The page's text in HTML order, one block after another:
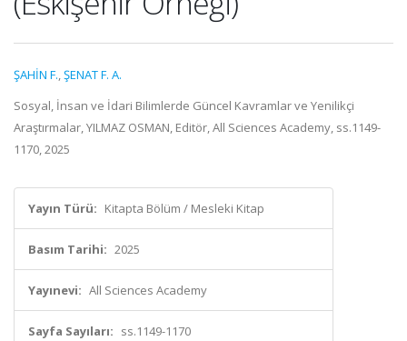
ŞAHİN F.,ŞENAT F. A.
Sosyal, İnsan ve İdari Bilimlerde Güncel Kavramlar ve Yenilikçi
Araştırmalar, YILMAZ OSMAN, Editör, All Sciences Academy, ss.1149-
1170, 2025
Yayın Türü: Kitapta Bölüm / Mesleki Kitap
Basım Tarihi: 2025
Yayınevi: All Sciences Academy
Sayfa Sayıları: ss.1149-1170